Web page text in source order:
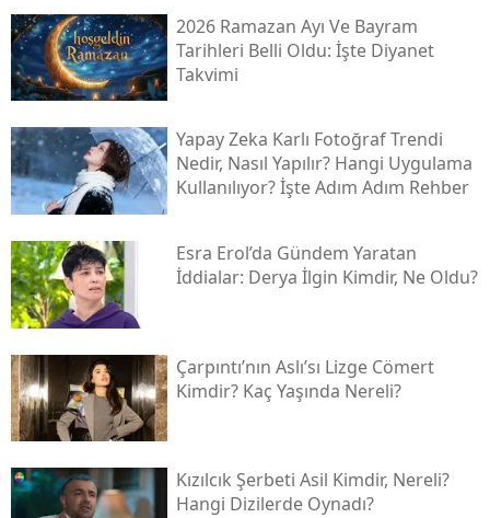
2026 Ramazan Ayı Ve Bayram
Tarihleri Belli Oldu: İşte Diyanet
Takvimi
Yapay Zeka Karlı Fotoğraf Trendi
Nedir, Nasıl Yapılır? Hangi Uygulama
Kullanılıyor? İşte Adım Adım Rehber
Esra Erol’da Gündem Yaratan
İddialar: Derya İlgin Kimdir, Ne Oldu?
Çarpıntı’nın Aslı’sı Lizge Cömert
Kimdir? Kaç Yaşında Nereli?
Kızılcık Şerbeti Asil Kimdir, Nereli?
Hangi Dizilerde Oynadı?